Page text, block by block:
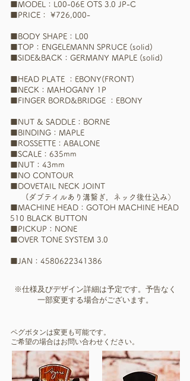
■MODEL：L00-06E OTS 3.0 JP-C
■PRICE：​
​ ¥726,000-
■BODY SHAPE：L00
■TOP：ENGELEMANN SPRUCE (solid)
■SIDE&BACK：GERMANY MAPLE (solid)​
■HEAD PLATE ：EBONY(FRONT)
■NECK：MAHOGANY 1P
■FINGER BORD&BRIDGE ：EBONY​
■NUT & SADDLE：BORNE
■BINDING：MAPLE
■ROSSETTE：ABALONE
■SCALE：635mm
■NUT：43mm
■NO CONTOUR
■DOVETAIL NECK JOINT
(ダブテイルあり溝繋ぎ，ネック後仕込み）
■MACHINE HEAD：GOTOH MACHINE HEAD
510 BLACK BUTTON​
■PICKUP：NONE
■OVER TONE SYSTEM 3.0​
■JAN：4580622341386
​※仕様及びデザイン詳細は予定です。予告なく
一部変更する場合がございます。
​ペグボタンは変更も可能です。
ご希望の場合はお問い合わせください。